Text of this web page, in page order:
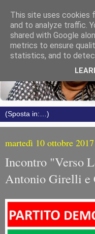
martedì 10 ottobre 2017
Incontro "Verso
Antonio Girelli e
This site uses cookies
and to analyze traffic.
shared with Google
metrics to ensure
statistics, and to